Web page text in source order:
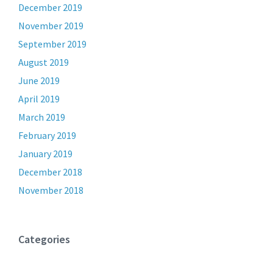
December 2019
November 2019
September 2019
August 2019
June 2019
April 2019
March 2019
February 2019
January 2019
December 2018
November 2018
Categories